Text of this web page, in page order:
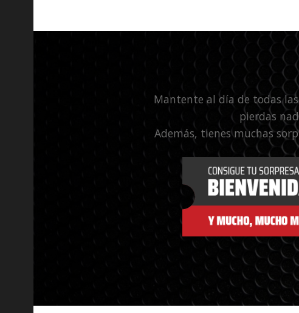
Mantente al día de todas
pierdas
Además, tienes muchas